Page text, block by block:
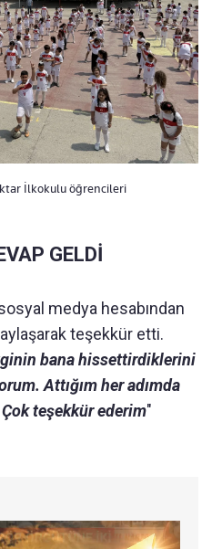
İlkokulu öğrencileri
GELDİ
medya hesabından
teşekkür etti.
bana hissettirdiklerini
Attığım her adımda
teşekkür ederim"